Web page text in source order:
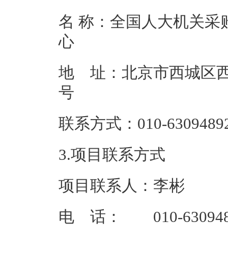
名 称：全国人大机关采
地 址：北京市西城区
联系方式：
3.项目联系方式
项目联系人：李彬
电 话： 010-